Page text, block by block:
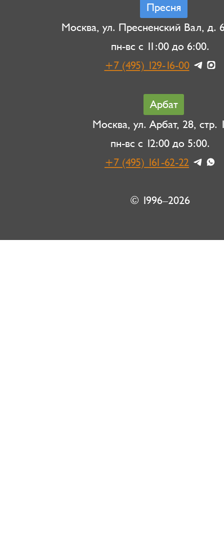
Пресня
Москва, ул. Пресненский Вал, д.
пн-вс с 11:00 до 6:00.
+7 (495) 129-16-00
Арбат
Москва, ул. Арбат, 28, стр.
пн-вс с 12:00 до 5:00.
+7 (495) 161-62-22
© 1996–2026